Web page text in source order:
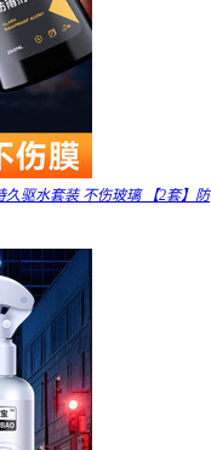
驱水套装 不伤玻璃 【2套】防